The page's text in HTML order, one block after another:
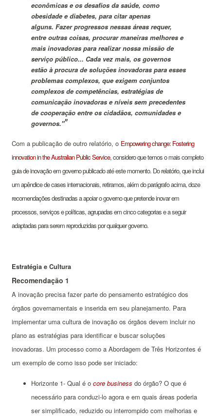
econômicas e os desafios da saúde, como
obesidade e diabetes, para citar apenas
alguns. Fazer progressos nessas áreas requer,
entre outras coisas, procurar maneiras melhores e
mais inovadoras para realizar nossa missão de
serviço público... Cada vez mais, os governos
estão à procura de soluções inovadoras para esses
problemas complexos, que exigem conjuntos
complexos de competências, estratégias de
comunicação inovadoras e níveis sem precedentes
de cooperação entre os cidadãos, comunidades e
governos."
Com a publicação de outro relatório, o Empowering change: Fostering
innovation in the Australian Public Service, considero que temos o mais completo
guia de inovação em governo publicado até este momento. Do relatório, que inclui
um apêndice de cases internacionais, retiramos, além do parágrafo acima, doze
recomendações destinadas a apoiar o governo que pretende inovar em
processos, serviços e políticas, agrupadas em cinco categorias e a seguir
adaptadas para serem reproduzidas por qualquer governo.
Estratégia e Cultura
Recomendação 1
A inovação precisa fazer parte do pensamento estratégico dos
órgãos governamentais e inserida em seu planejamento. Para
implementar uma cultura de inovação os órgãos devem incluir no
plano as estratégias para identificar e buscar soluções
inovadoras. Um processo como a Abordagem de Três Horizontes é
um exemplo de como isso pode ser iniciado:
Horizonte 1- Qual é o core business do órgão? O que é
necessário para conduzi-lo agora e em quais áreas poderia
ser simplificado, reduzido ou interrompido com melhorias e